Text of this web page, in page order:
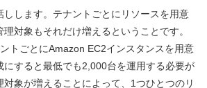
しします。テナントごとにリソースを用意
対象もそれだけ増えるということです。
トごとにAmazon EC2インスタンスを用意
にすると最低でも2,000台を運用する必要が
象が増えることによって、1つひとつのリ